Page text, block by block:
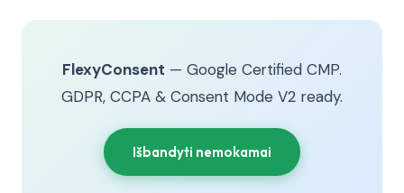
FlexyConsent — Google Certified CMP.
GDPR, CCPA & Consent Mode V2 ready.
Išbandyti nemokamai